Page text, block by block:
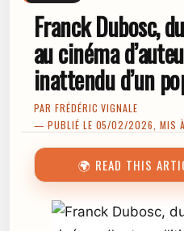
Franck Dubosc,
au cinéma
inattendu d’un
PAR FRÉDÉRIC VIGNALE
— PUBLIÉ LE 05/02/2026, MIS
🌍 READ THIS